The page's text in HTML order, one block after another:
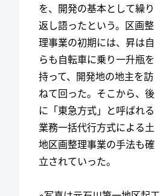
を、開発の基本として繰り
返し語ったという。区画整
理事業の初期には、昇は自
らも自転車に乗り一升瓶を
持って、開発地の地主を訪
ねて回った。そこから、後
に「東急方式」と呼ばれる
業務一括代行方式による土
地区画整理事業の手法も確
立されていった。